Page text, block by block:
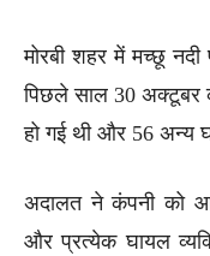
मोरबी शहर में मच्छू
पिछले साल 30 अक्टूबर
हो गई थी और 56 अन्य
अदालत ने कंपनी को
और प्रत्येक घायल